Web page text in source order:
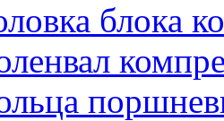
блока